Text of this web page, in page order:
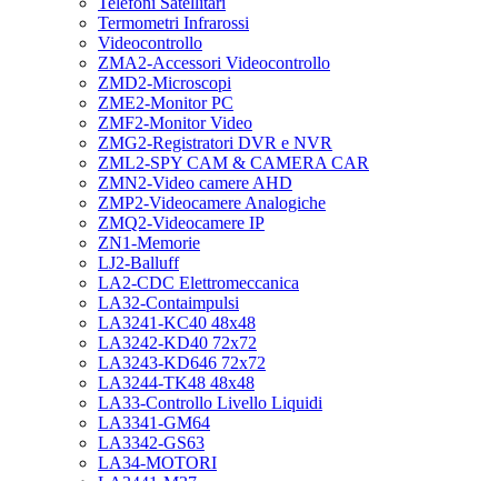
Termometri Infrarossi
Videocontrollo
ZMA2-Accessori Videocontrollo
ZMD2-Microscopi
ZME2-Monitor PC
ZMF2-Monitor Video
ZMG2-Registratori DVR e NVR
ZML2-SPY CAM & CAMERA CAR
ZMN2-Video camere AHD
ZMP2-Videocamere Analogiche
ZMQ2-Videocamere IP
ZN1-Memorie
LJ2-Balluff
LA2-CDC Elettromeccanica
LA32-Contaimpulsi
LA3241-KC40 48x48
LA3242-KD40 72x72
LA3243-KD646 72x72
LA3244-TK48 48x48
LA33-Controllo Livello Liquidi
LA3341-GM64
LA3342-GS63
LA34-MOTORI